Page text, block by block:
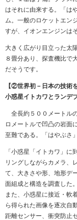
はそれに由来する。「は
ム。一般のロケットエン
すが、イオンエンジンは
大きく広がり目立った太
８畳分あり、探査機比で
だそうです。
【②世界初－日本の技術
小惑星イトカワとランデ
全長約５００メートル
ロメートルで凹凸の岩面
至難である。「はやぶさ
「小惑星「イトカワ」
リングしながらカメラ、
て、大きさや形、地形デ
面組成と構造を調査した。
また、小惑星に接近・軟
ら得られた画像を逐次自
距離センサー、衝突防止